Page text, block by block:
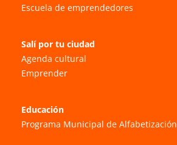
Escuela de emprendedores
Salí por tu ciudad
Agenda cultural
Emprender
Educación
Programa Municipal de Alfabetización